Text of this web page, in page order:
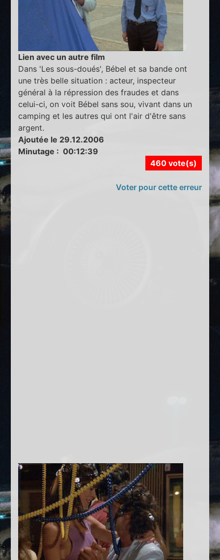
Lien avec un autre film
Dans 'Les sous-doués', Bébel et sa bande ont
une très belle situation : acteur, inspecteur
général à la répression des fraudes et dans
celui-ci, on voit Bébel sans sou, vivant dans un
camping et les autres qui ont l'air d'être sans
argent.
Ajoutée le 29.12.2006
Minutage : 00:12:39
460 vote(s)
Voter pour cette erreur